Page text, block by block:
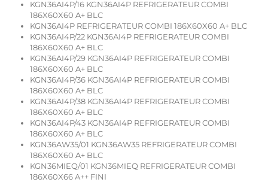
KGN36AI4P/16 KGN36AI4P REFRIGERATEUR COMBI
186X60X60 A+ BLC
KGN36AI4P REFRIGERATEUR COMBI 186X60X60 A+ BLC
KGN36AI4P/22 KGN36AI4P REFRIGERATEUR COMBI
186X60X60 A+ BLC
KGN36AI4P/29 KGN36AI4P REFRIGERATEUR COMBI
186X60X60 A+ BLC
KGN36AI4P/36 KGN36AI4P REFRIGERATEUR COMBI
186X60X60 A+ BLC
KGN36AI4P/38 KGN36AI4P REFRIGERATEUR COMBI
186X60X60 A+ BLC
KGN36AI4P/43 KGN36AI4P REFRIGERATEUR COMBI
186X60X60 A+ BLC
KGN36AW35/01 KGN36AW35 REFRIGERATEUR COMBI
186X60X60 A+ BLC
KGN36MIEQ/01 KGN36MIEQ REFRIGERATEUR COMBI
186X60X66 A++ FINI